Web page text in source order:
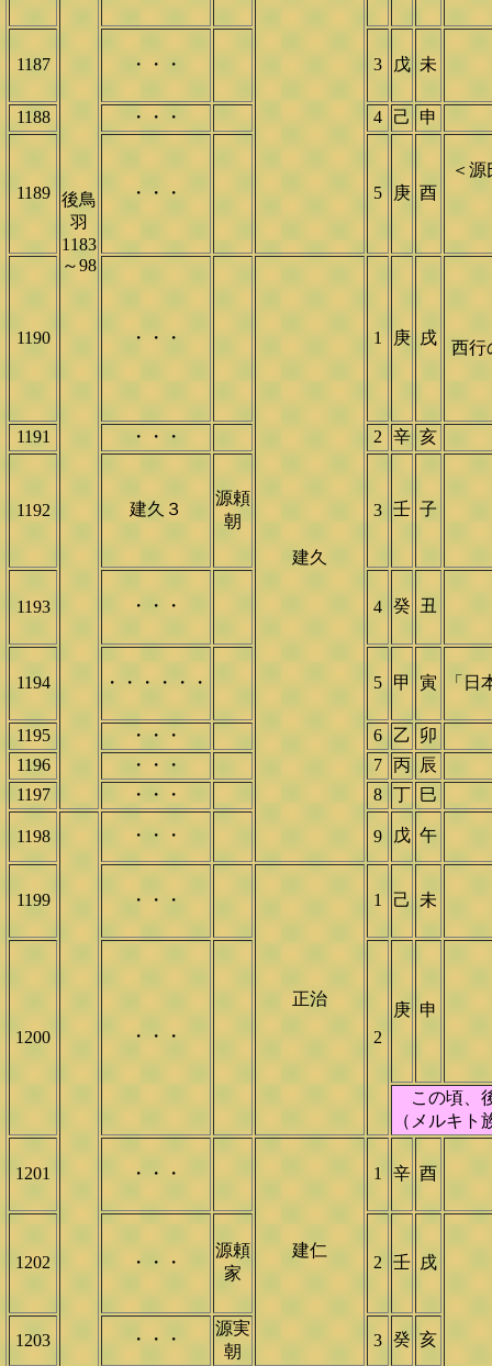
後鳥
羽
1183
～98
1187 ・・・ 3 戊 未
1188 ・・・ 4 己 申
1189 ・・・ 5 庚 酉
＜
1190 ・・・
建久
1 庚 戌
西行
1191 ・・・ 2 辛 亥
1192 建久３
源頼
朝
3 壬 子
1193 ・・・ 4 癸 丑
1194 ・・・・・・ 5 甲 寅 「
1195 ・・・ 6 乙 卯
1196
・・・ 7 丙 辰
1197
・・・ 8 丁 巳
1198 ・・・ 9 戊 午
1199 ・・・
正治
1 己 未
1200 ・・・ 2
庚 申
この頃、
（メルキ
1201 ・・・
建仁
1 辛 酉
1202 ・・・
源頼
家
2 壬 戌
1203 ・・・
源実
朝
3 癸 亥